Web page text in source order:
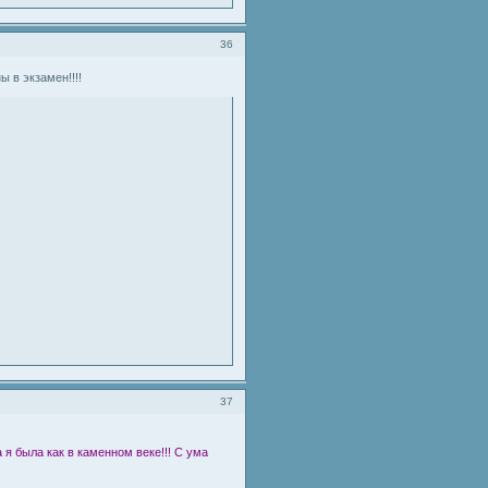
36
в экзамен!!!!
37
я была как в каменном веке!!! С ума